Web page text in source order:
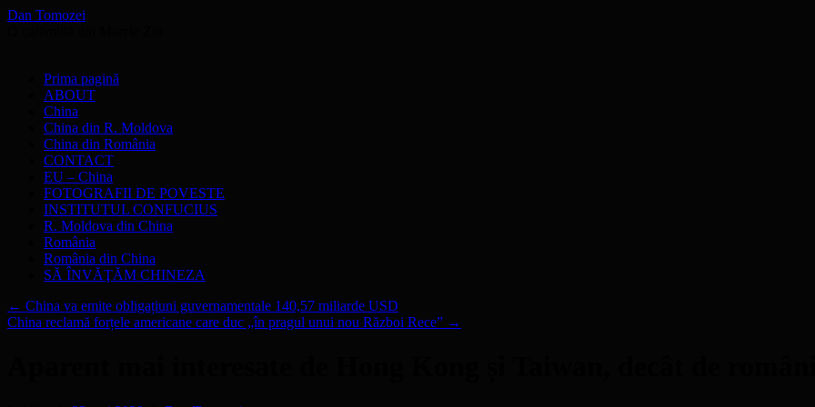
Dan Tomozei
conținut
Prima pagină
ABOUT
China
China din R. Moldova
China din România
CONTACT
EU – China
FOTOGRAFII DE POVESTE
INSTITUTUL CONFUCIUS
R. Moldova din China
România
România din China
SĂ ÎNVĂŢĂM CHINEZA
← China va emite obligațiuni guvernamentale 140,57 miliarde USD
China reclamă forțele americane care duc „în pragul unui nou Război Rece” →